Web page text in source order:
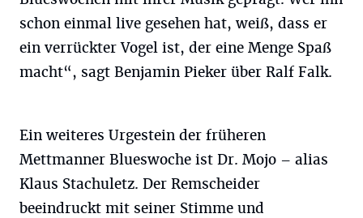
schon einmal live gesehen hat, weiß, dass er
ein verrückter Vogel ist, der eine Menge Spaß
macht“, sagt Benjamin Pieker über Ralf Falk.
Ein weiteres Urgestein der früheren
Mettmanner Blueswoche ist Dr. Mojo – alias
Klaus Stachuletz. Der Remscheider
beeindruckt mit seiner Stimme und